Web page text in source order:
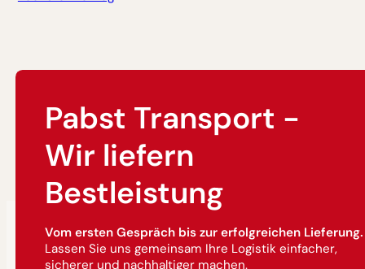
Pabst Transport -
Wir liefern
Bestleistung
Vom ersten Gespräch bis zur erfolgreichen Lieferung.
Lassen Sie uns gemeinsam Ihre Logistik einfacher,
sicherer und nachhaltiger machen.